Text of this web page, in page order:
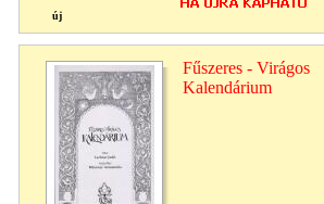
új
Fűszeres - Virágos
Kalendárium